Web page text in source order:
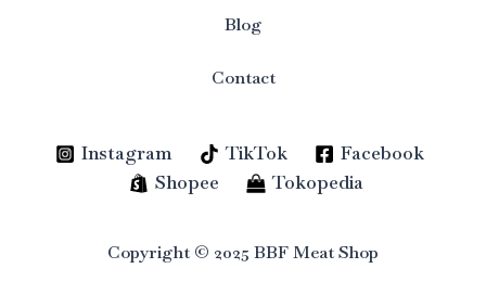
Blog
Contact
Instagram TikTok
Facebook
Shopee
Tokopedia
Copyright © 2025 BBF Meat Shop